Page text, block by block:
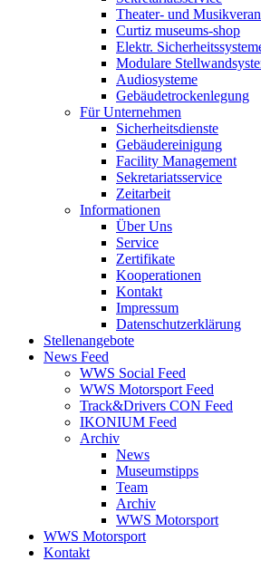
Theater- und
Curtiz museums-shop
Elektr.
Modulare
Audiosysteme
Gebäudetrockenlegung
Für Unternehmen
Sicherheitsdienste
Gebäudereinigung
Facility Management
Sekretariatsservice
Zeitarbeit
Informationen
Über Uns
Service
Zertifikate
Kooperationen
Kontakt
Impressum
Datenschutzerklärung
Stellenangebote
News Feed
WWS Social Feed
WWS Motorsport Feed
Track&Drivers CON Feed
IKONIUM Feed
Archiv
News
Museumstipps
Team
Archiv
WWS Motorsport
WWS Motorsport
Kontakt